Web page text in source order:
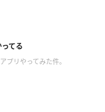
ってる
プリやってみた件。